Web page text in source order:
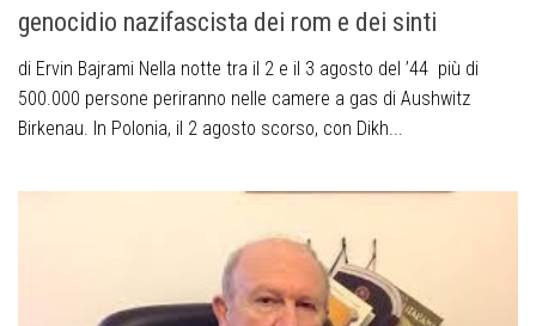
genocidio nazifascista dei rom e dei sinti
di Ervin Bajrami Nella notte tra il 2 e il 3 agosto del ’44 più di
500.000 persone periranno nelle camere a gas di Aushwitz
Birkenau. In Polonia, il 2 agosto scorso, con Dikh...